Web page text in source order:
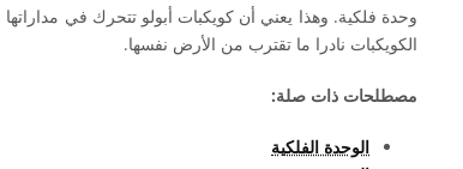
وحدة فلكية. وهذا يعني أن كويكبات أبولو تتحرك في
الكويكبات نادرا ما تقترب من الأرض نفسها.
مصطلحات ذات صلة:
الوحدة الفلكية